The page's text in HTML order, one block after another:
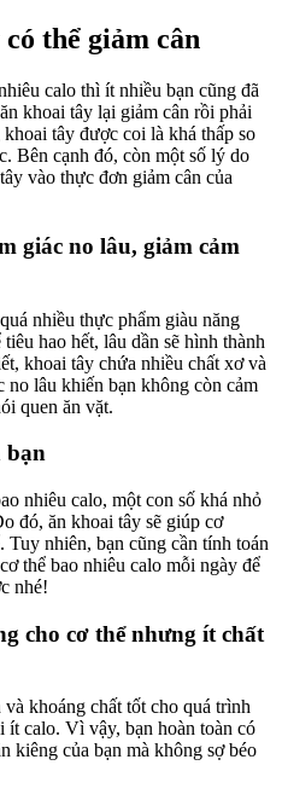
thể giảm cân
calo thì ít nhiều bạn cũng đã
khoai tây lại giảm cân rồi phải
tây được coi là khá thấp so
Bên cạnh đó, còn một số lý do
vào thực đơn giảm cân của
giác no lâu, giảm cảm
nhiều thực phẩm giàu năng
hao hết, lâu dần sẽ hình thành
khoai tây chứa nhiều chất xơ và
no lâu khiến bạn không còn cảm
quen ăn vặt.
bạn
nhiêu calo, một con số khá nhỏ
đó, ăn khoai tây sẽ giúp cơ
nhiên, bạn cũng cần tính toán
thể bao nhiêu calo mỗi ngày để
nhé!
cho cơ thể nhưng ít chất
khoáng chất tốt cho quá trình
ít calo. Vì vậy, bạn hoàn toàn có
kiêng của bạn mà không sợ béo